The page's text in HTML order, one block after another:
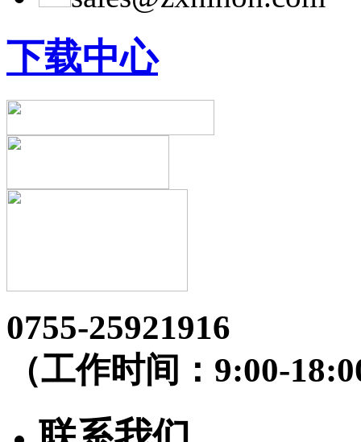
下载中心
0755-25921916
（工作时间：9:00-